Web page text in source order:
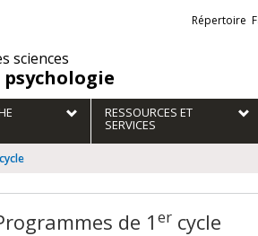
sciences
psychologie
Liens
externes
Répertoire
RESSOURCES ET
SERVICES
cycle
de 1 er cycle